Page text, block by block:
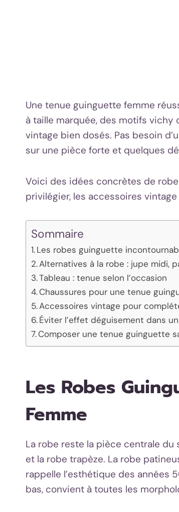
Une tenue guinguette femme
à taille marquée, des motifs
vintage bien dosés. Pas besoin
sur une pièce forte et quelques
Voici des idées concrètes de
privilégier, les accessoires
Sommaire
Les robes guinguette
Alternatives à la robe : jupe midi,
Tableau : tenue selon l’occasion
Chaussures pour une tenue
Accessoires vintage pour
Éviter l’effet déguisement dans
Composer une tenue guinguette
Les Robes
Femme
La robe reste la pièce centrale
et la robe trapèze. La robe
rappelle l’esthétique des années
bas, convient à toutes les